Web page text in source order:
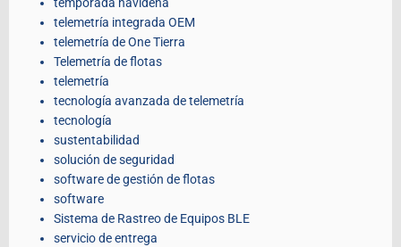
telemetría integrada OEM
telemetría de One Tierra
Telemetría de flotas
telemetría
tecnología avanzada de telemetría
tecnología
sustentabilidad
solución de seguridad
software de gestión de flotas
software
Sistema de Rastreo de Equipos BLE
servicio de entrega